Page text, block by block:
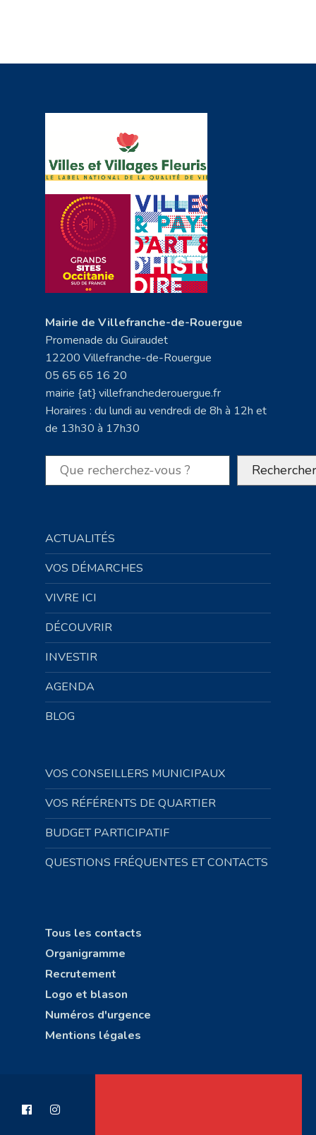
Mairie de Villefranche-de-Rouergue
Promenade du Guiraudet
12200 Villefranche-de-Rouergue
05 65 65 16 20
mairie {at} villefranchederouergue.fr
Horaires : du lundi au vendredi de 8h à 12h et
de 13h30 à 17h30
Rechercher Rechercher
ACTUALITÉS
VOS DÉMARCHES
VIVRE ICI
DÉCOUVRIR
INVESTIR
AGENDA
BLOG
VOS CONSEILLERS MUNICIPAUX
VOS RÉFÉRENTS DE QUARTIER
BUDGET PARTICIPATIF
QUESTIONS FRÉQUENTES ET CONTACTS
Tous les contacts
Organigramme
Recrutement
Logo et blason
Numéros d'urgence
Mentions légales